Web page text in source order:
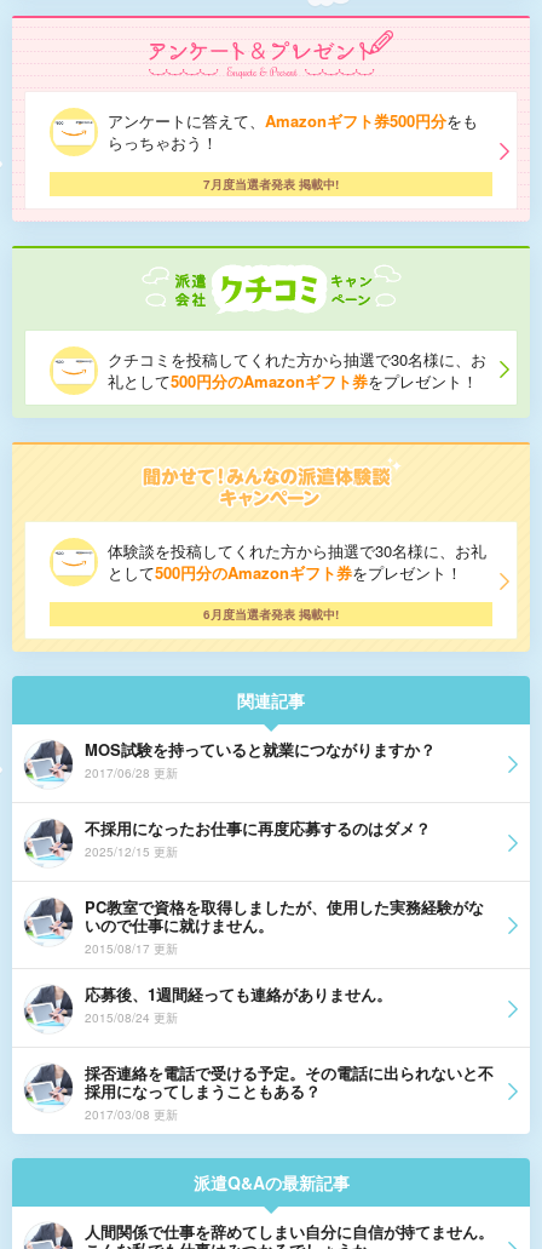
アンケートに答えて、 Amazonギフト券500円分をも
らっちゃおう！
7月度当選者発表 掲載中!
クチコミを投稿してくれた方から抽選で30名様に、お
礼として500円分のAmazonギフト券をプレゼント！
体験談を投稿してくれた方から抽選で30名様に、お礼
として500円分のAmazonギフト券をプレゼント！
6月度当選者発表 掲載中!
関連記事
MOS試験を持っていると就業につながりますか？
2017/06/28 更新
不採用になったお仕事に再度応募するのはダメ？
2025/12/15 更新
PC教室で資格を取得しましたが、使用した実務経験がな
いので仕事に就けません。
2015/08/17 更新
応募後、1週間経っても連絡がありません。
2015/08/24 更新
採否連絡を電話で受ける予定。その電話に出られないと不
採用になってしまうこともある？
2017/03/08 更新
派遣Q&Aの最新記事
人間関係で仕事を辞めてしまい自分に自信が持てません。